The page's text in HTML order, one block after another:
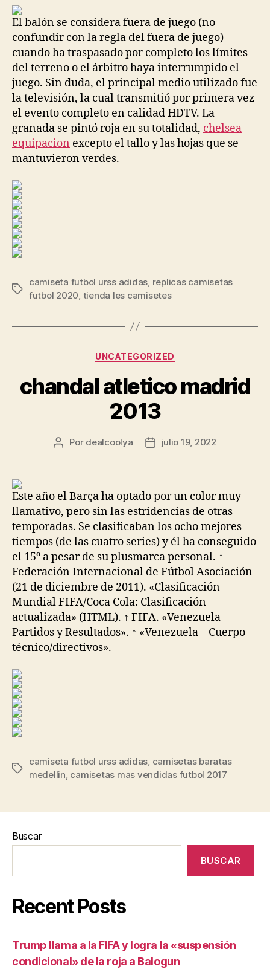
El balón se considera fuera de juego (no
confundir con la regla del fuera de juego)
cuando ha traspasado por completo los límites
del terreno o el árbitro haya interrumpido el
juego. Sin duda, el principal medio utilizado fue
la televisión, la cual transmitió por primera vez
el evento completo en calidad HDTV. La
granada se pintó roja en su totalidad, chelsea
equipacion excepto el tallo y las hojas que se
mantuvieron verdes.
Etiquetas
camiseta futbol urss adidas replicas camisetas
futbol 2020 tienda les camisetes
Categorías
UNCATEGORIZED
chandal atletico madrid
2013
Autor
Por dealcoolya
Fechajulio 19, 2022
Este año el Barça ha optado por un color muy
llamativo, pero sin las estridencias de otras
temporadas. Se clasificaban los ocho mejores
tiempos (de las cuatro series) y él ha conseguido
el 15º a pesar de su plusmarca personal. ↑
Federación Internacional de Fútbol Asociación
(21 de diciembre de 2011). «Clasificación
Mundial FIFA/Coca Cola: Clasificación
actualizada» (HTML). ↑ FIFA. «Venezuela –
Partidos y Resultados». ↑ «Venezuela – Cuerpo
técnico/directivos».
Etiquetas
camiseta futbol urss adidas camisetas baratas
medellin camisetas mas vendidas futbol 2017
Buscar
BUSCAR
Recent Posts
Trump llama a la FIFA y logra la «suspensión
condicional» de la roja a Balogun